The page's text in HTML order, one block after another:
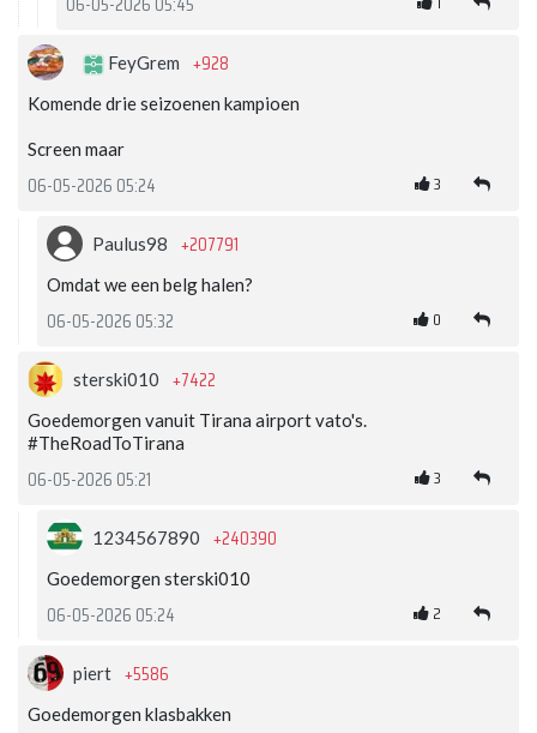
FeyGrem +928
Komende drie seizoenen kampioen
Screen maar
06-05-2026 05:24 3
Paulus98 +207791
Omdat we een belg halen?
06-05-2026 05:32 0
sterski010 +7422
Goedemorgen vanuit Tirana airport vato's.
#TheRoadToTirana
06-05-2026 05:21 3
1234567890 +240390
Goedemorgen sterski010
06-05-2026 05:24 2
piert +5586
Goedemorgen klasbakken